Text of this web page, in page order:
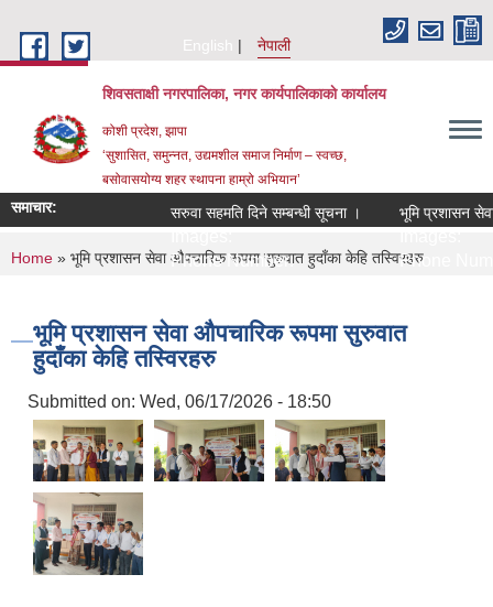
English
नेपाली
शिवसताक्षी नगरपालिका, नगर कार्यपालिकाकाे कार्यालय
कोशी प्रदेश, झापा
‘सुशासित, समुन्‍नत, उद्यमशील समाज निर्माण – स्वच्छ,
बसोवासयोग्य शहर स्थापना हाम्रो अभियान’
समाचार: सरुवा सहमति दिने सम्बन्धी सूचना ।
Phone Number:
भूमि प्रशासन
Phone
You are here
Home » भूमि प्रशासन सेवा औपचारिक रूपमा सुरुवात हुदाँका केहि तस्विरहरु
भूमि प्रशासन सेवा औपचारिक रूपमा सुरुवात
हुदाँका केहि तस्विरहरु
Submitted on: Wed, 06/17/2026 - 18:50